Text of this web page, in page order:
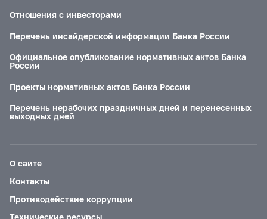
Отношения с инвесторами
Перечень инсайдерской информации Банка России
Официальное опубликование нормативных актов Банка
России
Проекты нормативных актов Банка России
Перечень нерабочих праздничных дней и перенесенных
выходных дней
О сайте
Контакты
Противодействие коррупции
Технические ресурсы